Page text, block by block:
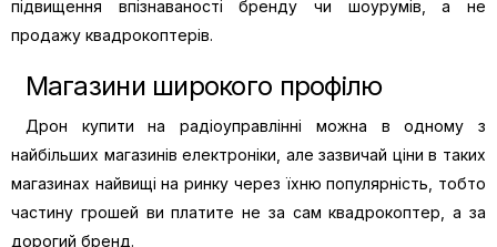
підвищення впізнаваності бренду чи шоурумів, а не
продажу квадрокоптерів.
Магазини широкого профілю
Дрон купити на радіоуправлінні можна в одному з
найбільших магазинів електроніки, але зазвичай ціни в таких
магазинах найвищі на ринку через їхню популярність, тобто
частину грошей ви платите не за сам квадрокоптер, а за
дорогий бренд.